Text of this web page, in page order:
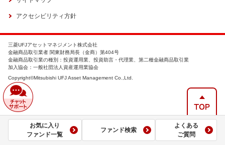
お気に入り
ファンド一覧
ファンド検索
よくある
ご質問
アクセシビリティ方針
三菱UFJアセットマネジメント株式会社
金融商品取引業者 関東財務局長（金商）第404号
金融商品取引業の種別：投資運用業、投資助言・代理業、第二種金融商品取引業
加入協会：一般社団法人資産運用業協会
Copyright©Mitsubishi UFJ Asset Management Co.,Ltd.